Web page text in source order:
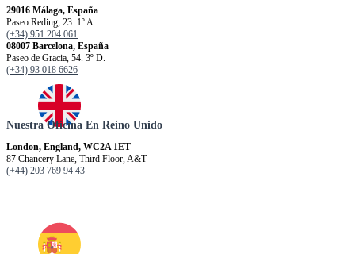
29016 Málaga, España
Paseo Reding, 23. 1º A.
(+34) 951 204 061
08007 Barcelona, España
Paseo de Gracia, 54. 3º D.
(+34) 93 018 6626
Nuestra Oficina En Reino Unido
London, England, WC2A 1ET
87 Chancery Lane, Third Floor, A&T
(+44) 203 769 94 43